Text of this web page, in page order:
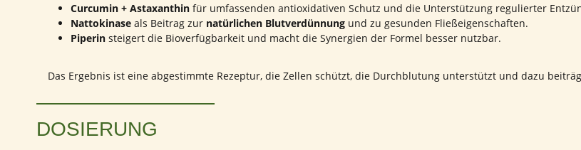
Curcumin + Astaxanthinfür umfassenden antioxidativen Schutz und die Unterstützung regulierter
Nattokinaseals Beitrag zur natürlichen Blutverdünnungund zu gesunden Fließeigenschaften.
Piperinsteigert die Bioverfügbarkeit und macht die Synergien der Formel besser nutzbar.
Das Ergebnis ist eine abgestimmte Rezeptur, die Zellen schützt, die Durchblutung unterstützt und dazu
DOSIERUNG